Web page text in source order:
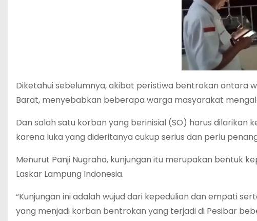
Diketahui sebelumnya, akibat peristiwa bentrokan antara
Barat, menyebabkan beberapa warga masyarakat
Dan salah satu korban yang berinisial (SO) harus dilarikan
karena luka yang dideritanya cukup serius dan perlu
Menurut Panji Nugraha, kunjungan itu merupakan bentuk
Laskar Lampung Indonesia.
“Kunjungan ini adalah wujud dari kepedulian dan empati
yang menjadi korban bentrokan yang terjadi di Pesibar